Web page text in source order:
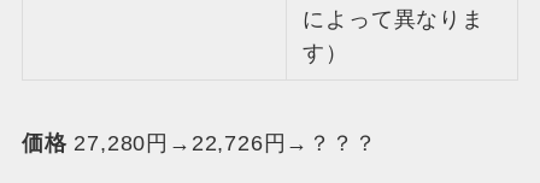
によって異なりま
す）
価格27,280円→22,726円→？？？